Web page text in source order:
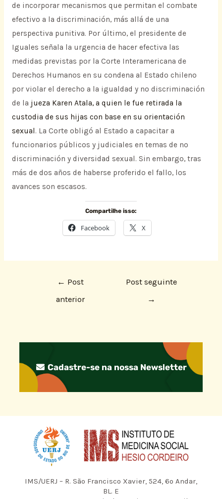
de incorporar mecanismos que permitan el combate
efectivo a la discriminación, más allá de una
perspectiva punitiva. Por último, el presidente de
Iguales señala la urgencia de hacer efectiva las
medidas previstas por la Corte Interamericana de
Derechos Humanos en su condena al Estado chileno
por violar el derecho a la igualdad y no discriminación
de la jueza Karen Atala, a quien le fue retirada la
custodia de sus hijas con base en su orientación
sexual. La Corte obligó al Estado a capacitar a
funcionarios públicos y judiciales en temas de no
discriminación y diversidad sexual. Sin embargo, tras
más de dos años de haberse proferido el fallo, los
avances son escasos.
Compartilhe isso:
Facebook X
← Post
anterior
Post seguinte
→
Cadastre-se na nossa Newsletter
IMS/UERJ – R. São Francisco Xavier, 524, 6º Andar,
BL. E